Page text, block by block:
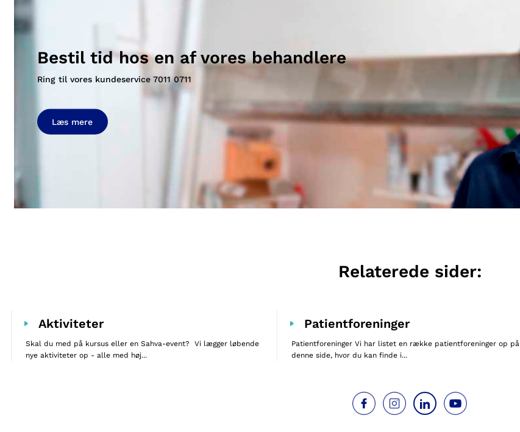
Bestil tid hos en af vores behandlere
Ring til vores kundeservice 7011 0711
Læs mere
Relaterede sider:
Aktiviteter
Skal du med på kursus eller en Sahva-event? Vi lægger løbende
nye aktiviteter op - alle med høj...
Patientforeninger
Patientforeninger Vi har listet en række patientforeninger op på
denne side, hvor du kan finde i...